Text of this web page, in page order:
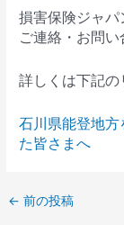
損害保険ジャ
ご連絡・お問い
詳しくは下記の
石川県能登地
た皆さまへ
← 前の投稿